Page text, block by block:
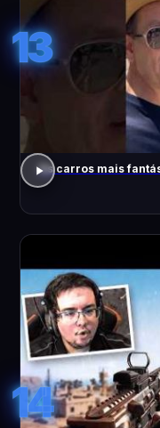
13
Os carros mais
14